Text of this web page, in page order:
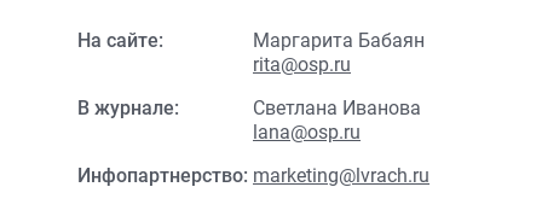
На сайте:
Маргарита Бабаян
rita@osp.ru
В журнале:
Светлана Иванова
lana@osp.ru
Инфопартнерство: marketing@lvrach.ru